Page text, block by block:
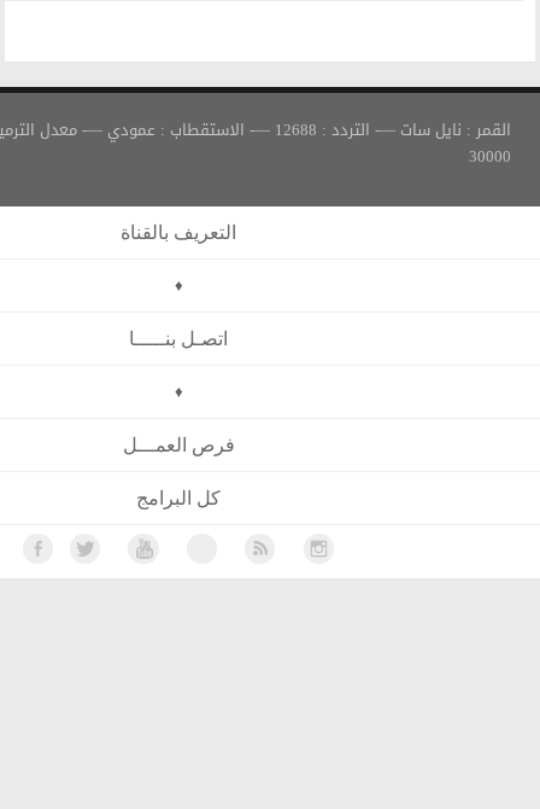
القمر : نايل سات —- التردد : 12688 —- الاستقطاب : عمودي —- معدل الترميز :